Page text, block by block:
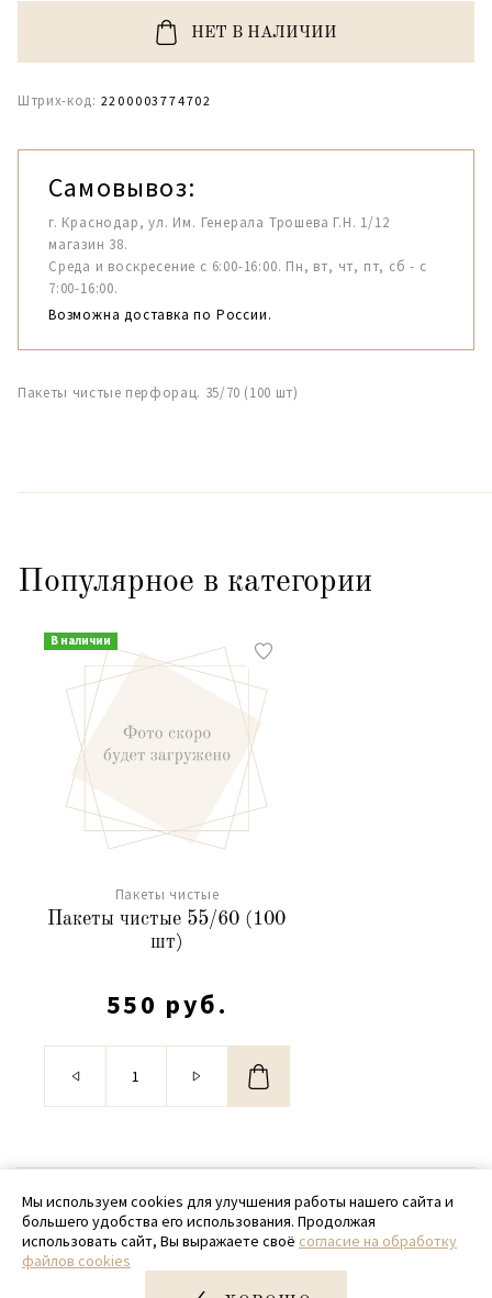
НЕТ В НАЛИЧИИ
Штрих-код: 2200003774702
Самовывоз:
г. Краснодар, ул. Им. Генерала Трошева Г.Н. 1/12
магазин 38.
Среда и воскресение с 6:00-16:00. Пн, вт, чт, пт, сб - с
7:00-16:00.
Возможна доставка по России.
Пакеты чистые перфорац. 35/70 (100 шт)
Популярное в категории
В наличии
Пакеты чистые
Пакеты чистые 55/60 (100
шт)
550 руб.
© 2020 - 2026 SamPack
+ 7 (918) 699-97-87
zakaz@sampack.store
Мы используем cookies для улучшения работы нашего сайта и
большего удобства его использования. Продолжая
использовать сайт, Вы выражаете своё согласие на обработку
файлов cookies